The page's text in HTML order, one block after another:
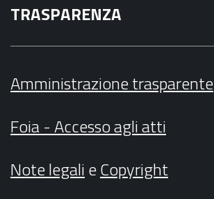
TRASPARENZA
Amministrazione trasparente
Foia - Accesso agli atti
Note legalieCopyright